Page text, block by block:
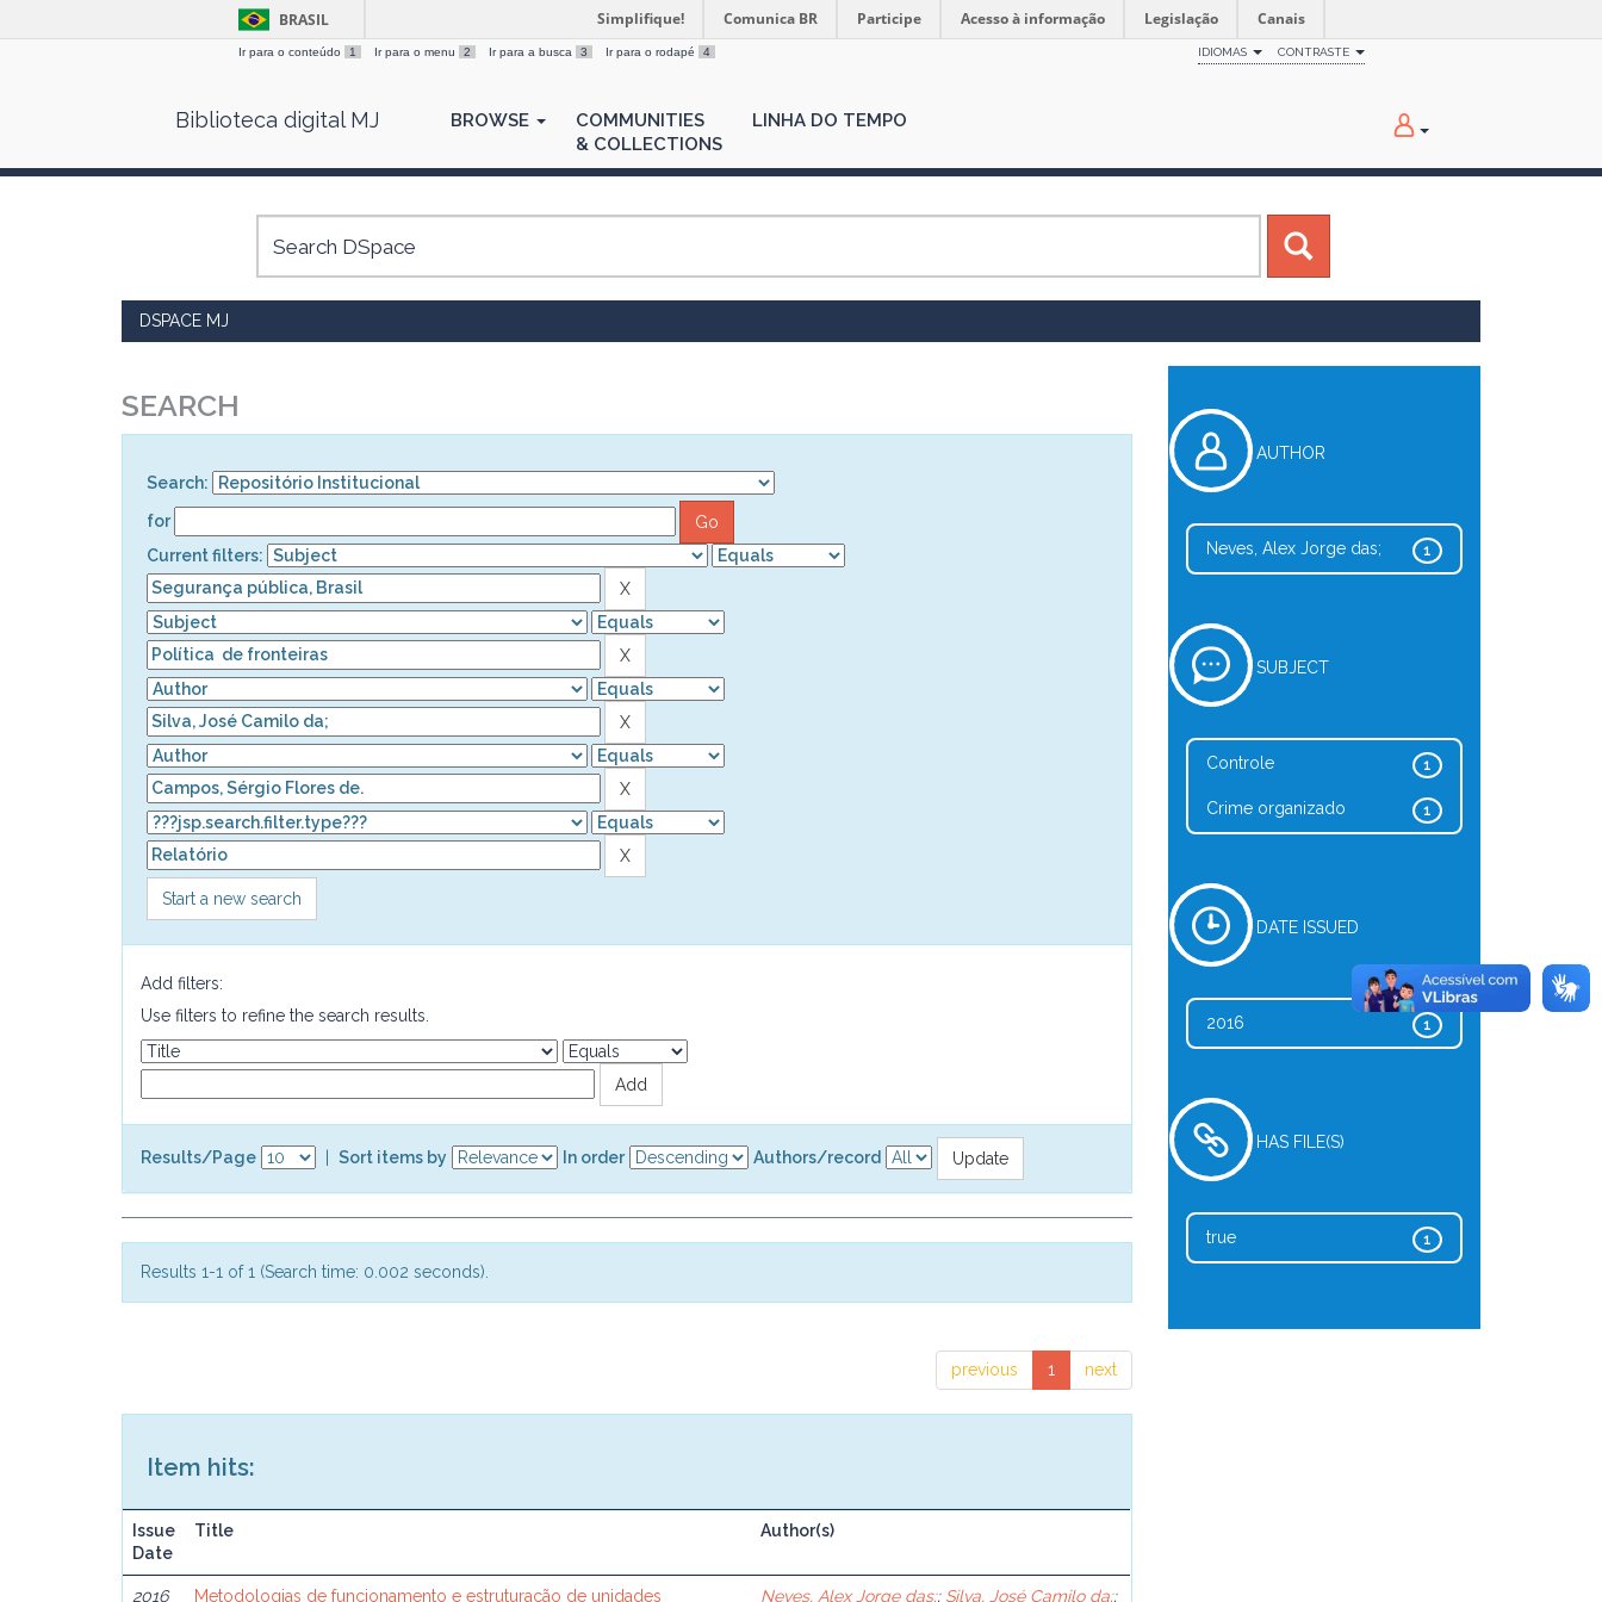
BRASIL Simplifique! Comunica BR Participe Acesso à informação Legislação Canais
Ir para o conteúdo 1 Ir para o menu 2 Ir para a busca 3 Ir para o rodapé 4 IDIOMAS CONTRASTE
Biblioteca digital MJ BROWSE
COMMUNITIES
& COLLECTIONS
LINHA DO TEMPO
DSPACE MJ
SEARCH
Search:
for
Current filters:
Start a new search
Add filters:
Use filters to refine the search results.
Results/Page Sort items by In order Authors/record
Results 1-1 of 1 (Search time: 0.002 seconds).
previous 1 next
Item hits:
Issue
Date
Title Author(s)
2016 Metodologias de funcionamento e estruturação de unidades Neves, Alex Jorge das;; Silva, José Camilo da;;
AUTHOR
1
Neves, Alex Jorge das;
SUBJECT
1
Controle
1
Crime organizado
DATE ISSUED
1
2016
HAS FILE(S)
1
true